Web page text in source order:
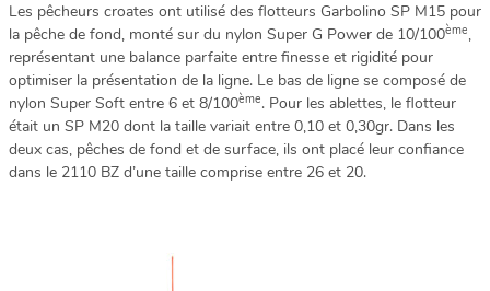
Les pêcheurs croates ont utilisé des flotteurs Garbolino SP M15 pour
la pêche de fond, monté sur du nylon Super G Power de 10/100ème,
représentant une balance parfaite entre finesse et rigidité pour
optimiser la présentation de la ligne. Le bas de ligne se composé de
nylon Super Soft entre 6 et 8/100ème. Pour les ablettes, le flotteur
était un SP M20 dont la taille variait entre 0,10 et 0,30gr. Dans les
deux cas, pêches de fond et de surface, ils ont placé leur confiance
dans le 2110 BZ d’une taille comprise entre 26 et 20.